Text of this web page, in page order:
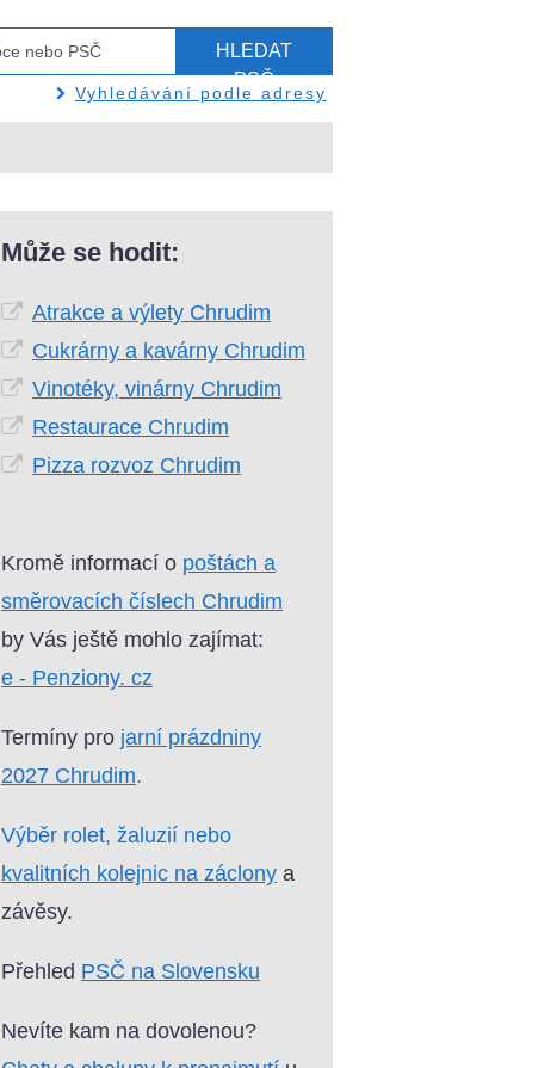
HLEDAT
PSČ
Vyhledávání podle adresy
Může se hodit:
Atrakce a výlety Chrudim
Cukrárny a kavárny Chrudim
Vinotéky, vinárny Chrudim
Restaurace Chrudim
Pizza rozvoz Chrudim
Kromě informací o poštách a
směrovacích číslech Chrudim
by Vás ještě mohlo zajímat:
e - Penziony. cz
Termíny pro jarní prázdniny
2027 Chrudim.
Výběr rolet, žaluzií nebo
kvalitních kolejnic na záclony a
závěsy.
Přehled PSČ na Slovensku
Nevíte kam na dovolenou?